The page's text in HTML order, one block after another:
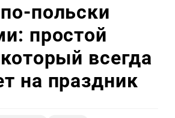
простой
всегда
на праздник